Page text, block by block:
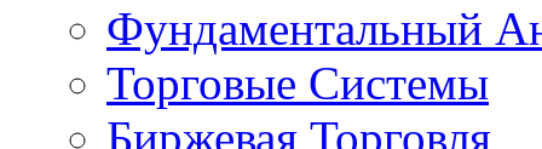
Фундаментальный
Торговые Системы
Биржевая Торговля